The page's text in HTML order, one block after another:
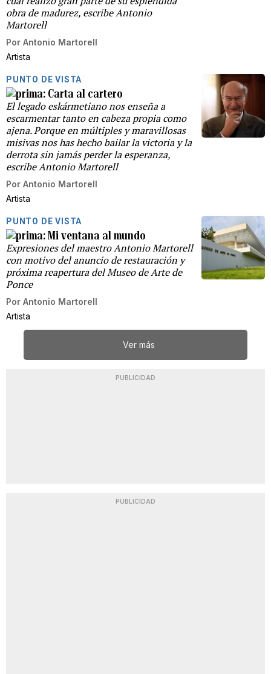
obra de madurez, escribe Antonio
Martorell
Por Antonio Martorell
Artista
PUNTO DE VISTA
Carta al cartero
El legado eskármetiano nos enseña a
escarmentar tanto en cabeza propia como
ajena. Porque en múltiples y maravillosas
misivas nos has hecho bailar la victoria y la
derrota sin jamás perder la esperanza,
escribe Antonio Martorell
Por Antonio Martorell
Artista
PUNTO DE VISTA
Mi ventana al mundo
Expresiones del maestro Antonio Martorell
con motivo del anuncio de restauración y
próxima reapertura del Museo de Arte de
Ponce
Por Antonio Martorell
Artista
Ver más
PUBLICIDAD
PUBLICIDAD